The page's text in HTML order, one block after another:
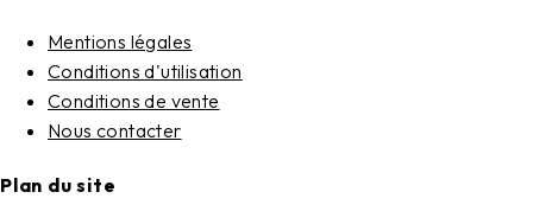
Mentions légales
Conditions d'utilisation
Conditions de vente
Nous contacter
Plan du site